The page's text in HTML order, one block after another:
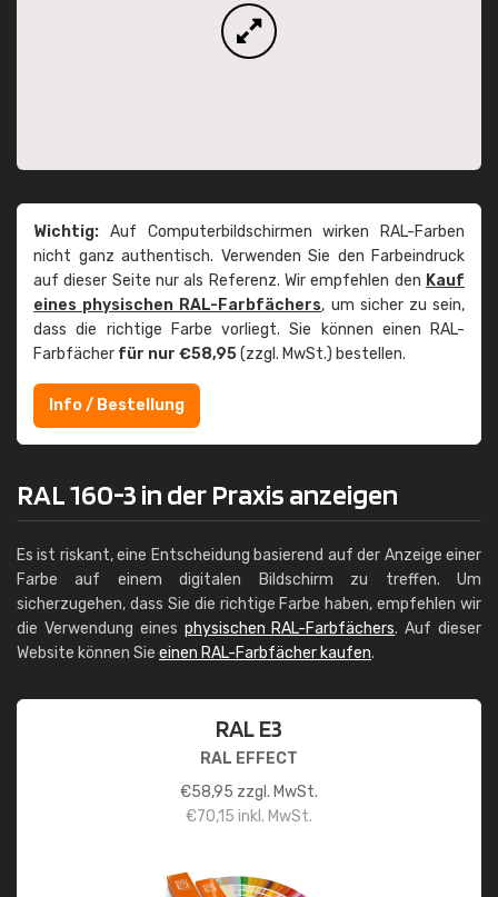
Wichtig: Auf Computerbildschirmen wirken RAL-Farben
nicht ganz authentisch. Verwenden Sie den Farbeindruck
auf dieser Seite nur als Referenz. Wir empfehlen den Kauf
eines physischen RAL-Farbfächers, um sicher zu sein,
dass die richtige Farbe vorliegt. Sie können einen RAL-
Farbfächer für nur €58,95(zzgl. MwSt.) bestellen.
Info / Bestellung
RAL 160-3 in der Praxis anzeigen
Es ist riskant, eine Entscheidung basierend auf der Anzeige einer
Farbe auf einem digitalen Bildschirm zu treffen. Um
sicherzugehen, dass Sie die richtige Farbe haben, empfehlen wir
die Verwendung eines physischen RAL-Farbfächers. Auf dieser
Website können Sie einen RAL-Farbfächer kaufen.
RAL E3
RAL EFFECT
€58,95 zzgl. MwSt.
€70,15 inkl. MwSt.